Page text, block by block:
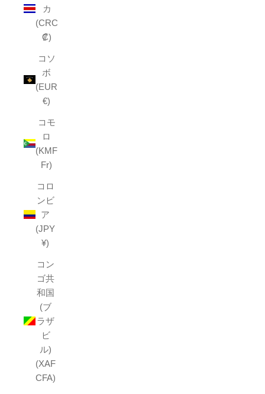
カ
(CRC
₡)
コソ
ボ
(EUR
€)
コモ
ロ
(KMF
Fr)
コロ
ンビ
ア
(JPY
¥)
コン
ゴ共
和国
(ブ
ラザ
ビ
ル)
(XAF
CFA)